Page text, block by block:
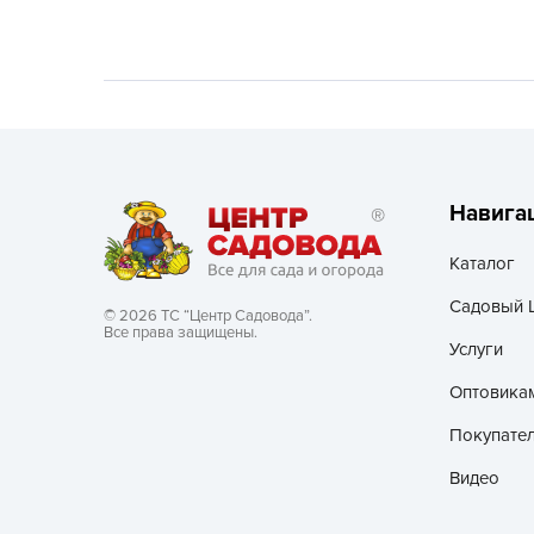
© 2026 ТС “Центр Садовода”.
Все права защищены.
Каталог
Садовый
Услуги
Видео